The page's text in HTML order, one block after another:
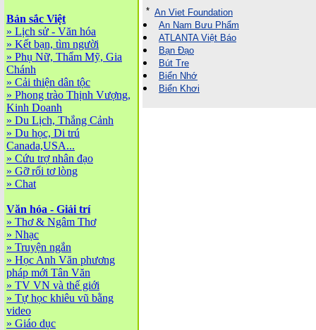
Bản sắc Việt
» Lịch sử - Văn hóa
» Kết bạn, tìm người
» Phụ Nữ, Thẩm Mỹ, Gia
Chánh
» Cải thiện dân tộc
» Phong trào Thịnh Vượng,
Kinh Doanh
» Du Lịch, Thắng Cảnh
» Du học, Di trú
Canada,USA...
» Cứu trợ nhân đạo
» Gỡ rối tơ lòng
» Chat
Văn hóa - Giải trí
» Thơ & Ngâm Thơ
» Nhạc
» Truyện ngắn
» Học Anh Văn phương
pháp mới Tân Văn
» TV VN và thế giới
» Tự học khiêu vũ bằng
video
» Giáo dục
* An Viet Foundation
An Nam Bưu Phẩm
ATLANTA Việt Báo
Bạn Đạo
Bút Tre
Biển Nhớ
Biển Khơi